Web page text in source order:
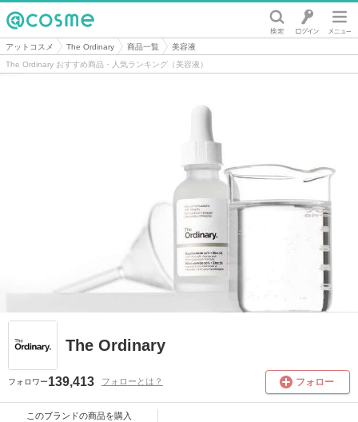
@cosme
アットコスメ The Ordinary 商品一覧
美容液
The Ordinary おすすめ商品・人気ランキング（美容液）
The Ordinary
フォロワー139,413 フォローとは？ フォロー
このブランドの商品を購入